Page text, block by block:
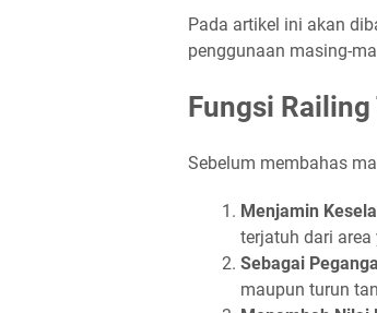
Pada artikel ini akan
penggunaan masing-
Fungsi
Sebelum membahas
Menjamin
terjatuh dari
Sebagai
maupun turun